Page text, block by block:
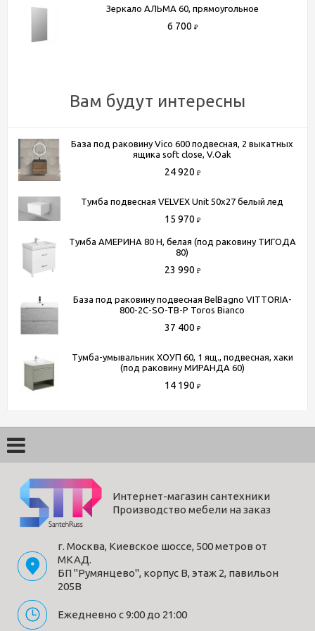
Зеркало АЛЬМА 60, прямоугольное
6 700 ₽
Вам будут интересны
База под раковину Vico 600 подвесная, 2 выкатных
ящика soft close, V.Oak
24 920 ₽
Тумба подвесная VELVEX Unit 50x27 белый лед
15 970 ₽
Тумба АМЕРИНА 80 Н, белая (под раковину ТИГОДА
80)
23 990 ₽
База под раковину подвесная BelBagno VITTORIA-
800-2C-SO-TB-P Toros Bianco
37 400 ₽
Тумба-умывальник ХОУП 60, 1 ящ., подвесная, хаки
(под раковину МИРАНДА 60)
14 190 ₽
Интернет-магазин сантехники
Производство мебели на заказ
г. Москва, Киевское шоссе, 500 метров от
МКАД.
БП "Румянцево", корпус В, этаж 2, павильон
205В
Ежедневно с 9:00 до 21:00